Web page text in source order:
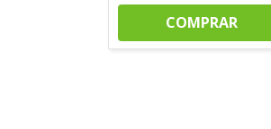
COMPRAR